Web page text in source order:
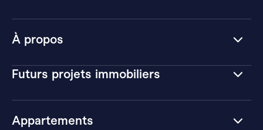
À propos
Futurs projets immobiliers
Appartements